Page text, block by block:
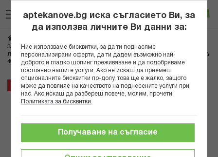
към
съдържанието
Вход
За изтощена и цъфтяща коса
ЛОРЕАЛ ЕЛСЕВ ШАМПОАН ЗА ДЪЛГА КОСА И УВРЕДЕНА КОСА DREAM LONG
400МЛ
14%
Преминете
края
галерията
изображенията
aptekanove.bg иска съгласието Ви, за
да използва личните Ви данни за:
Ние използваме бисквитки, за да ти поднасяме
персонализирани оферти, да ти дадем възможно най-
доброто и гладко шопинг преживяване и да подобряваме
постоянно нашите услуги. Ако не искаш да приемеш
опционалните бисквитки по-долу, това ще е жалко, защото
може да повлияе на качеството на поднесените услуги при
нас. Ако искаш да разбереш повече, молим, прочети
Политиката за бисквитки
Получаване на съгласие